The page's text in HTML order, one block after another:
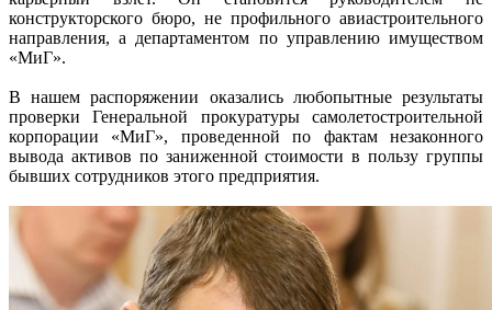
конструкторского бюро, не профильного авиастроительного
направления, а департаментом по управлению имуществом
«МиГ».
В нашем распоряжении оказались любопытные результаты
проверки Генеральной прокуратуры самолетостроительной
корпорации «МиГ», проведенной по фактам незаконного
вывода активов по заниженной стоимости в пользу группы
бывших сотрудников этого предприятия.